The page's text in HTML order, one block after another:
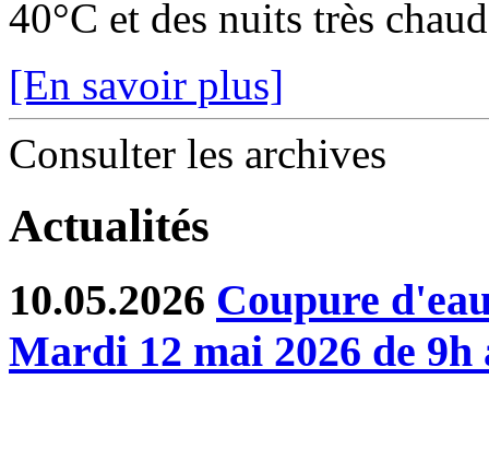
40°C et des nuits très
[En savoir plus]
Consulter les archives
Actualités
10.05.2026 Coupure
Mardi 12 mai 2026 de 9h